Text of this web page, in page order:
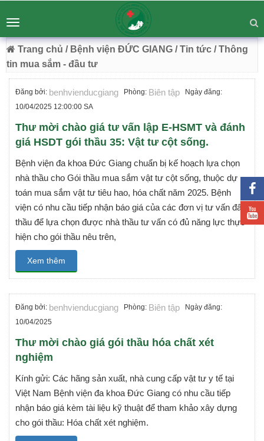
BỆNH VIỆN ĐA KHOA ĐỨC GIANG
Chuyên Sâu - Tận Tâm - Vươn Tầm
54 Trường Lâm, Việt Hưng, Hà Nội
Toggle
navigation
Trang chủ / Bệnh viện ĐỨC GIANG / Tin tức / Thông
tin mua sắm - đầu tư
Đăng bởi: benhvienducgiang Phòng: Biên tập Ngày đăng:
10/04/2025 12:00:00 SA
Thư mời chào giá tư vấn lập E-HSMT và đánh
giá HSDT gói thầu 35: Vật tư cột sống.
Bệnh viện đa khoa Đức Giang chuẩn bị kế hoạch lựa chọn
nhà thầu cho Gói thầu mua sắm vật tư cột sống, thuộc dự
toán mua sắm vật tư tiêu hao, hóa chất năm 2025. Bệnh
viện có nhu cầu tiếp nhận báo giá của các đơn vị tư vấn đấu
thầu để lựa chọn được nhà thầu tư vấn có đủ năng lực thực
hiện cho gói thầu nêu trên,
Xem thêm
Đăng bởi: benhvienducgiang Phòng: Biên tập Ngày đăng:
10/04/2025
Thư mời chào giá gói thầu hóa chất xét
nghiệm
Kính gửi: Các hãng sản xuất, nhà cung cấp vật tư y tế tại
Việt Nam Bệnh viện đa khoa Đức Giang có nhu cầu tiếp
nhận báo giá kèm tài liệu kỹ thuật để tham khảo xây dựng
cho gói thầu: Hóa chất xét nghiệm.